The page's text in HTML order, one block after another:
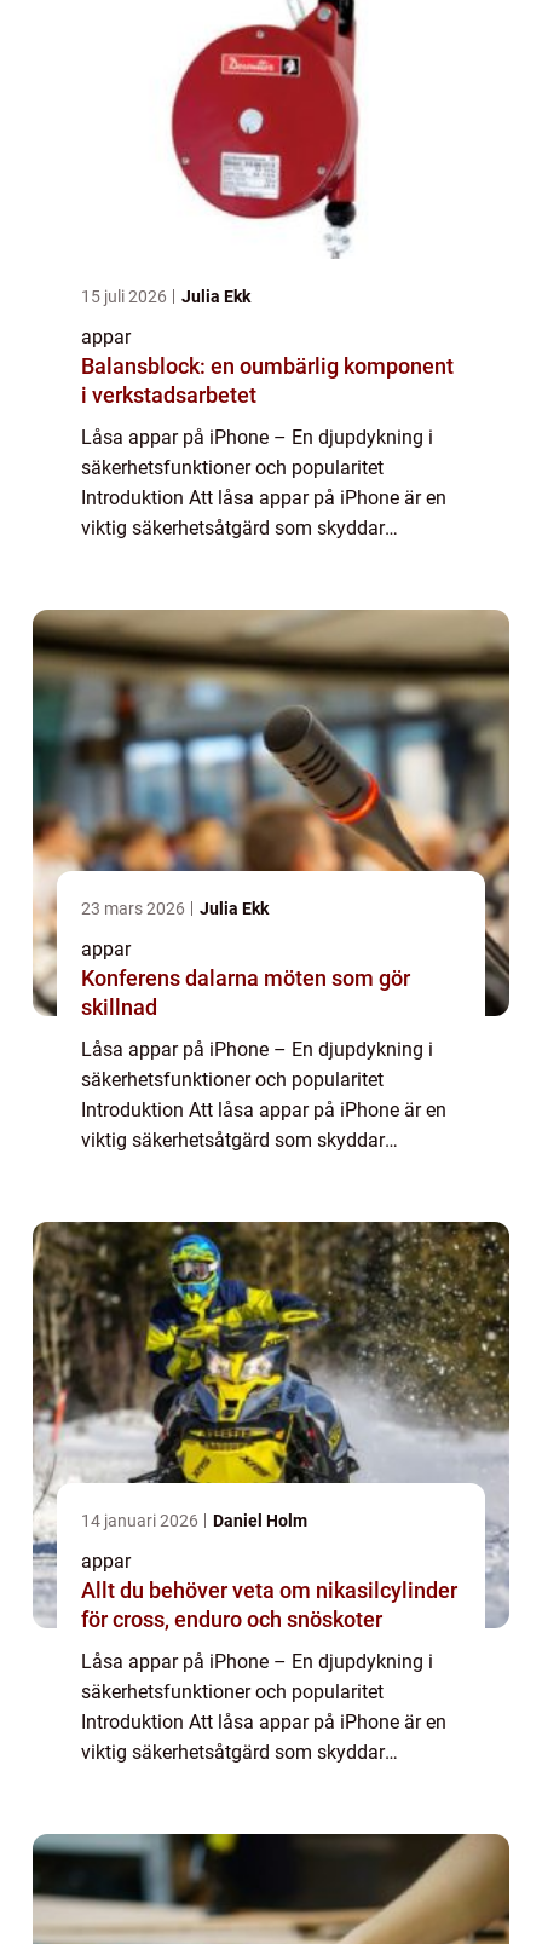
15 juli 2026 Julia Ekk
appar
Balansblock: en oumbärlig komponent
i verkstadsarbetet
Låsa appar på iPhone – En djupdykning i
säkerhetsfunktioner och popularitet
Introduktion Att låsa appar på iPhone är en
viktig säkerhetsåtgärd som skyddar
förhindra...
23 mars 2026 Julia Ekk
appar
Konferens dalarna möten som gör
skillnad
Låsa appar på iPhone – En djupdykning i
säkerhetsfunktioner och popularitet
Introduktion Att låsa appar på iPhone är en
viktig säkerhetsåtgärd som skyddar
förhindra...
14 januari 2026 Daniel Holm
appar
Allt du behöver veta om nikasilcylinder
för cross, enduro och snöskoter
Låsa appar på iPhone – En djupdykning i
säkerhetsfunktioner och popularitet
Introduktion Att låsa appar på iPhone är en
viktig säkerhetsåtgärd som skyddar
förhindra...